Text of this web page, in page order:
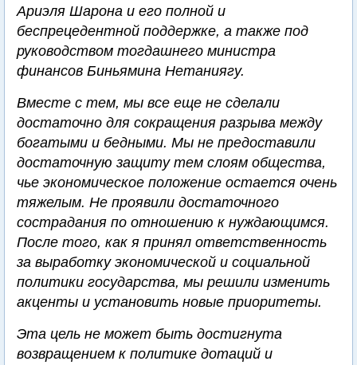
Ариэля Шарона и его полной и
беспрецедентной поддержке, а также под
руководством тогдашнего министра
финансов Биньямина Нетаниягу.
Вместе с тем, мы все еще не сделали
достаточно для сокращения разрыва между
богатыми и бедными. Мы не предоставили
достаточную защиту тем слоям общества,
чье экономическое положение остается очень
тяжелым. Не проявили достаточного
сострадания по отношению к нуждающимся.
После того, как я принял ответственность
за выработку экономической и социальной
политики государства, мы решили изменить
акценты и установить новые приоритеты.
Эта цель не может быть достигнута
возвращением к политике дотаций и